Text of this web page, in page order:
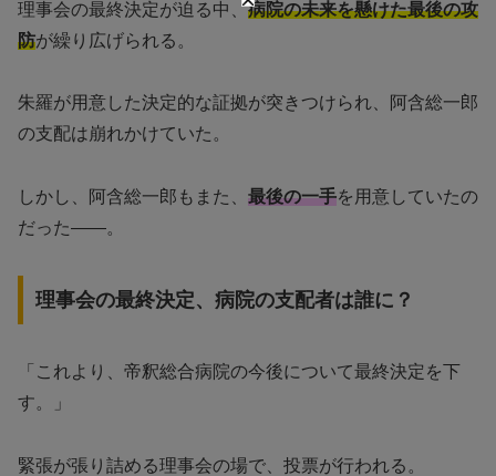
理事会の最終決定が迫る中、病院の未来を懸けた最後の攻
防が繰り広げられる。
朱羅が用意した決定的な証拠が突きつけられ、阿含総一郎
の支配は崩れかけていた。
しかし、阿含総一郎もまた、 最後の一手を用意していたの
だった——。
理事会の最終決定、病院の支配者は誰に？
「これより、帝釈総合病院の今後について最終決定を下
す。」
緊張が張り詰める理事会の場で、投票が行われる。